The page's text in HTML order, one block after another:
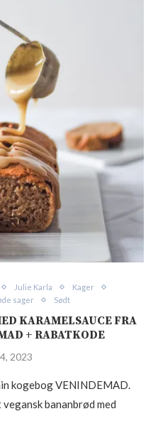
Julie Karla
Kager
sager Sødt
KARAMELSAUCE FRA
+ RABATKODE
2023
kogebog VENINDEMAD.
bananbrød med